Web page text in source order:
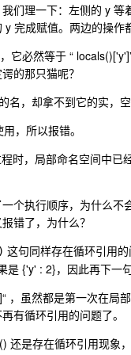
们理一下：左侧的 y
完成赋值。两边的操作
它必然等于 “
的那只猫呢？
名，却拿不到它的实，
，所以报错。
时，局部命名空间中
个执行顺序，为什么
错了，为什么？
这句同样存在循环引用
是 {'y' : 2}，因此再下一
，虽然都是第一次在局
有循环引用的问题了。
还是存在循环引用现象